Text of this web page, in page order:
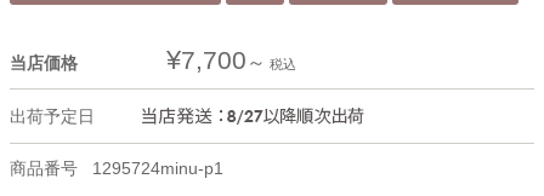
当店価格 ¥7,700 税込
出荷予定日
商品番号 1295724minu-p1